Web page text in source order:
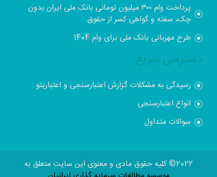
پرداخت وام ۳۰۰ میلیون تومانی بانک ملی ایران بدون
چک، سفته و گواهی کسر از حقوق
طرح مهربانی بانک ملی برای وام 1404
دسترسی سریع
رسیدگی به مشکلات گزارش اعتبارسنجی و اعتباریتو
انواع اعتبارسنجی
سوالات متداول
2022© کلیه حقوق مادی و معنوی این سایت متعلق به